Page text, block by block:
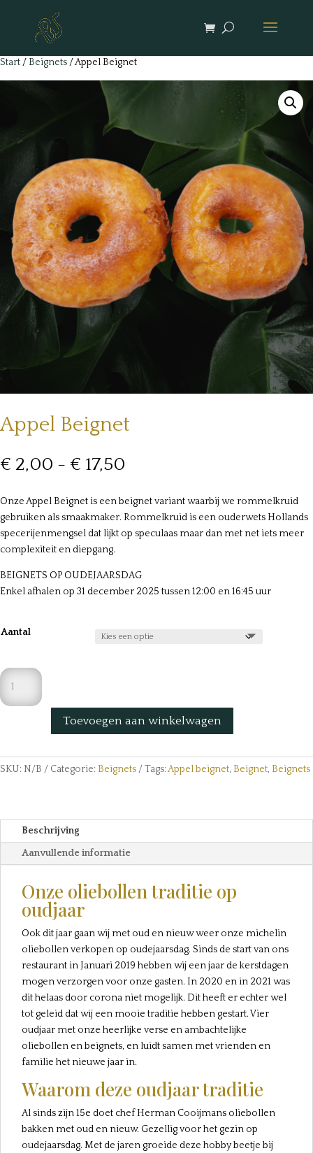
Start /Beignets / Appel Beignet
Appel Beignet
€ 2,00 - € 17,50
tot
€ 17,50
Onze Appel Beignet is een beignet variant waarbij we rommelkruid
gebruiken als smaakmaker. Rommelkruid is een ouderwets Hollands
specerijenmengsel dat lijkt op speculaas maar dan met net iets meer
complexiteit en diepgang.
BEIGNETS OP OUDEJAARSDAG
Enkel afhalen op 31 december 2025 tussen 12:00 en 16:45 uur
Aantal
Appel
Beignet
aantal
Toevoegen aan winkelwagen
SKU: N/B Categorie: Beignets Tags:Appel beignet, Beignet, Beignets
Beschrijving
Aanvullende informatie
Onze oliebollen traditie op
oudjaar
Ook dit jaar gaan wij met oud en nieuw weer onze michelin
oliebollen verkopen op oudejaarsdag. Sinds de start van ons
restaurant in Januari 2019 hebben wij een jaar de kerstdagen
mogen verzorgen voor onze gasten. In 2020 en in 2021 was
dit helaas door corona niet mogelijk. Dit heeft er echter wel
tot geleid dat wij een mooie traditie hebben gestart. Vier
oudjaar met onze heerlijke verse en ambachtelijke
oliebollen en beignets, en luidt samen met vrienden en
familie het nieuwe jaar in.
Waarom deze oudjaar traditie
Al sinds zijn 15e doet chef Herman Cooijmans oliebollen
bakken met oud en nieuw. Gezellig voor het gezin op
oudejaarsdag. Met de jaren groeide deze hobby beetje bij